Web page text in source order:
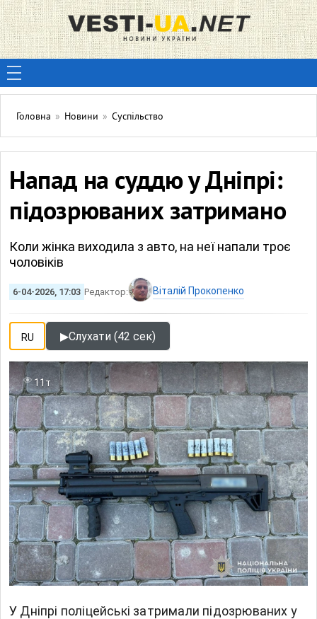
Головна » Новини » Суспільство
Напад на суддю у Дніпрі:
підозрюваних затримано
Коли жінка виходила з авто, на неї напали троє
чоловіків
6-04-2026, 17:03 Редактор: Віталій Прокопенко
RU ▶Слухати (42 сек)
11т
У Дніпрі поліцейські затримали підозрюваних у